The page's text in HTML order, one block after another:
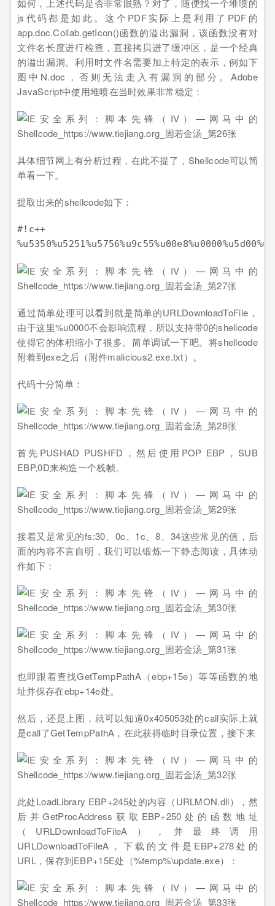
如何，上述代码是否非常眼熟？对了，随便找一个堆喷的
js代码都是如此。这个PDF实际上是利用了PDF的
app.doc.Collab.getIcon()函数的溢出漏洞，该函数没有对
文件名长度进行检查，直接拷贝进了缓冲区，是一个经典
的溢出漏洞。利用时文件名需要加上特定的表示，例如下
图中N.doc，否则无法走入有漏洞的部分。Adobe
JavaScript中使用堆喷在当时效果非常稳定：
具体细节网上有分析过程，在此不提了，Shellcode可以简
单看一下。
提取出来的shellcode如下：
#!c++
通过简单处理可以看到就是简单的URLDownloadToFile，
由于这里%u0000不会影响流程，所以支持带0的shellcode
使得它的体积缩小了很多。简单调试一下吧。将shellcode
附着到exe之后（附件malicious2.exe.txt）。
代码十分简单：
首先PUSHAD PUSHFD，然后使用POP EBP，SUB
EBP,0D来构造一个栈帧。
接着又是常见的fs:30、0c、1c、8、34这些常见的值，后
面的内容不言自明，我们可以锻炼一下静态阅读，具体动
作如下：
也即跟着查找GetTempPathA（ebp+15e）等等函数的地
址并保存在ebp+14e处。
然后，还是上图，就可以知道0x405053处的call实际上就
是call了GetTempPathA，在此获得临时目录位置，接下来
此处LoadLibrary EBP+245处的内容（URLMON.dll），然
后并GetProcAddress获取EBP+250处的函数地址
（URLDownloadToFileA），并最终调用
URLDownloadToFileA，下载的文件是EBP+278处的
URL，保存到EBP+15E处（%temp%\update.exe）：